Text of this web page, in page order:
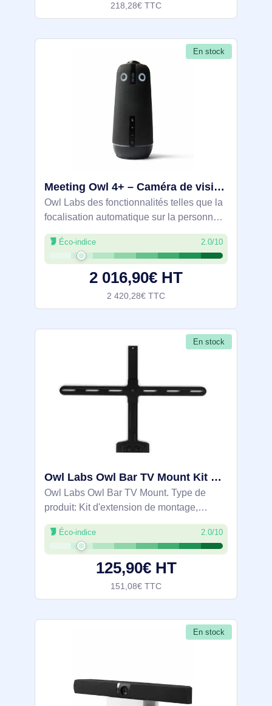
218,28€ TTC
En stock
Meeting Owl 4+ – Caméra de visioconférence intelligente 4K, microphone et haut-parleur à 360°, avec - MTW405-2000
Owl Labs des fonctionnalités telles que la
focalisation automatique sur la personne
qui parle, le zoom intelligent et
l’égalisation du bruit. Type de produit:
Système de vidéoconférence de groupe.
Éco-indice 2.0/10
2 016,90€ HT
2 420,28€ TTC
En stock
Owl Labs Owl Bar TV Mount Kit d'extension de montage - ACCOB100-0000
Owl Labs Owl Bar TV Mount. Type de
produit: Kit d'extension de montage,
Couleur du produit: Noir, Compatibilité:
Owl Bar. Largeur: 460 mm, Profondeur:
630 mm, Hauteur: 10 mm. Largeur du
Éco-indice 2.0/10
125,90€ HT
151,08€ TTC
En stock